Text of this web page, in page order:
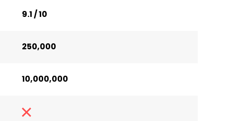
9.1 / 10
250,000
10,000,000